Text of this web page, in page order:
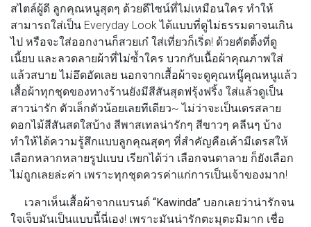
สไตล์ผู้ดี ลูกคุณหนูสุดๆ ด้วยดีไซน์ที่ไม่เหมือนใคร ทำให้
สามารถใส่เป็น Everyday Look ได้แบบที่ดูไม่ธรรมดาจนเกิน
ไป หรือจะใส่ออกงานก็สวยเก๋ ใส่เที่ยวก็เริ่ด! ด้วยคัตติ้งที่ดู
เนี้ยบ และลวดลายผ้าที่ไม่ซ้ำใคร บวกกับเนื้อผ้าคุณภาพใส่
แล้วสบาย ไม่อึดอัดเลย นอกจากเสื้อผ้าจะดูคุณหนู๊คุณหนูแล้ว
เสื้อผ้าทุกชุดของทางร้านยังมีสีสันสุดฟรุ้งฟริ้ง ใส่แล้วดูเป็น
สาวน่ารัก ตัวเล็กตัวน้อยเลยทีเดียว~ ไม่ว่าจะเป็นเดรสลาย
ดอกไม้สีสันสดใสบ้าง สีพาสเทลน่ารักๆ สีขาวๆ คลีนๆ บ้าง
ทำให้ได้ความรู้สึกแบบลูกคุณสุดๆ ที่สำคัญคือเค้ามีเดรสให้
เลือกหลากหลายรูปแบบ เรียกได้ว่า เลือกจนตาลาย ก็ยังเลือก
ไม่ถูกเลยล่ะค่า เพราะทุกชุดควรค่าแก่การเป็นเจ้าของมาก!
เวลาเห็นเสื้อผ้าจากแบรนด์ “Kawinda” บอกเลยว่าน่ารักจน
ใจเจ็บมันเป็นแบบนี้นี่เอง! เพราะมันน่ารักตะมุตะมิมาก เชื่อ